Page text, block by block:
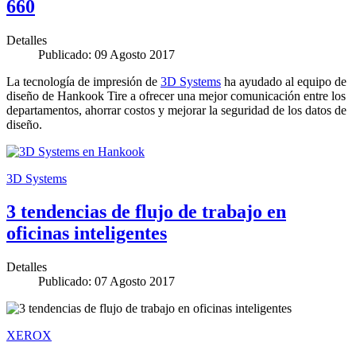
660
Detalles
Publicado: 09 Agosto 2017
La tecnología de impresión de 3D Systems ha ayudado al equipo de
diseño de Hankook Tire a ofrecer una mejor comunicación entre los
departamentos, ahorrar costos y mejorar la seguridad de los datos de
diseño.
3D Systems
3 tendencias de flujo de trabajo en
oficinas inteligentes
Detalles
Publicado: 07 Agosto 2017
XEROX